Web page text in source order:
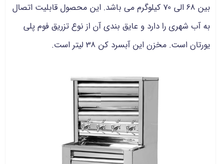
بین 68 الی 70 کیلوگرم می باشد. این محصول قابلیت اتصال
به آب شهری را دارد و عایق بندی آن از نوع تزریق فوم پلی
یورتان است. مخزن این آبسرد کن 38 لیتر است.